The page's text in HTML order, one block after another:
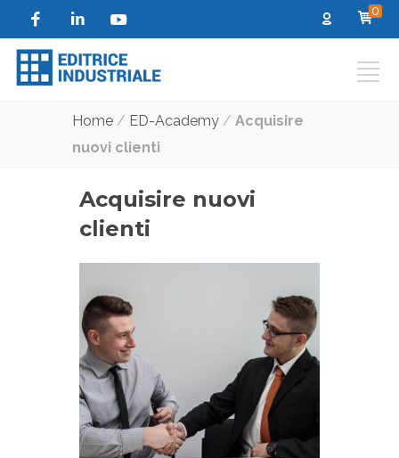
0
Home / ED-Academy / Acquisire
nuovi clienti
Acquisire nuovi
clienti